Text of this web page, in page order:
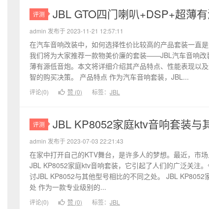
评测 JBL GTO四门喇叭+DSP+超薄
admin 发布于 2023-11-21 12:57:11
在汽车音响改装中，如何选择性价比较高的产品套装一直
我们将为大家推荐一款物美价廉的套装——JBL汽车音响改
薄有源低音炮。本文将详细介绍其产品特点、性能表现以
智的购买决策。 产品特点 作为汽车音响套装，JBL...
评论(0) 赞 (0) 标签： JBL
评测 JBL KP8052家庭ktv音响套装与
admin 发布于 2023-07-03 22:21:43
在家中打开自己的KTV舞台，是许多人的梦想。最近，市
JBL KP8052家庭ktv音响套装，它引起了人们的广泛关注
讨JBL KP8052与其他型号相比的不同之处。 JBL KP8052
处 作为一款专业级别的...
评论(0) 赞 (0) 标签： JBL